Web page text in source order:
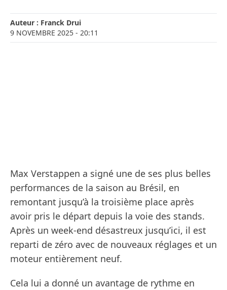
Auteur : Franck Drui
9 NOVEMBRE 2025 - 20:11
Max Verstappen a signé une de ses plus belles
performances de la saison au Brésil, en
remontant jusqu’à la troisième place après
avoir pris le départ depuis la voie des stands.
Après un week-end désastreux jusqu’ici, il est
reparti de zéro avec de nouveaux réglages et un
moteur entièrement neuf.
Cela lui a donné un avantage de rythme en